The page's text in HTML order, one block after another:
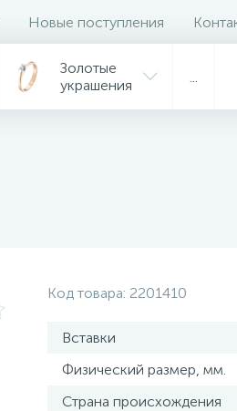
Новые поступления
Золотые
украшения
Код товара: 2201410
Вставки
Физический размер, мм.
Страна происхождения